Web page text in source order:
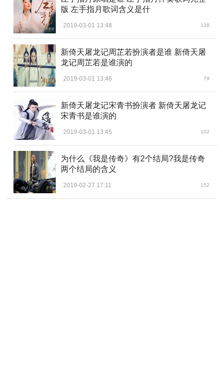
版 左手指月歌词含义是什
2019-03-01 13:48 138
新倚天屠龙记周芷若扮演者是谁 新倚天屠
龙记周芷若是谁演的
2019-03-01 13:46 79
新倚天屠龙记宋青书扮演者 新倚天屠龙记
宋青书是谁演的
2019-03-01 13:45 102
为什么《我是传奇》有2个结局?我是传奇
两个结局的含义
2019-02-27 17:11 152